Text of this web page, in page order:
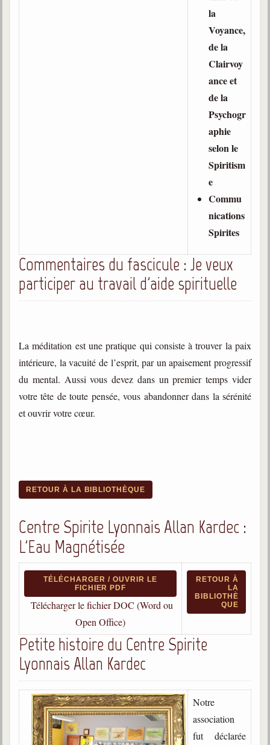
la
Voyance,
de la
Clairvoy
ance et
de la
Psychogr
aphie
selon le
Spiritism
e
Commu
nications
Spirites
Commentaires du fascicule : Je veux
participer au travail d'aide spirituelle
La méditation est une pratique qui consiste à trouver la paix
intérieure, la vacuité de l’esprit, par un apaisement progressif
du mental. Aussi vous devez dans un premier temps vider
votre tête de toute pensée, vous abandonner dans la sérénité
et ouvrir votre cœur.
RETOUR À LA BIBLIOTHÈQUE
Centre Spirite Lyonnais Allan Kardec :
L'Eau Magnétisée
TÉLÉCHARGER / OUVRIR LE
FICHIER PDF
Télécharger le fichier DOC (Word ou
Open Office)
RETOUR À
LA
BIBLIOTHÈ
QUE
Petite histoire du Centre Spirite
Lyonnais Allan Kardec
Notre
association
fut déclarée